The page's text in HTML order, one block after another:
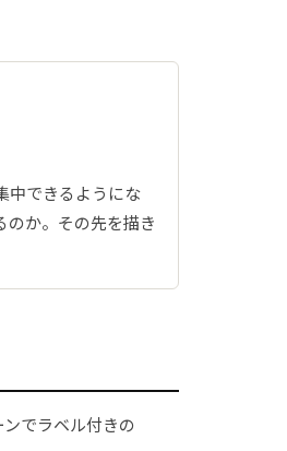
中できるようにな
のか。その先を描き
でラベル付きの